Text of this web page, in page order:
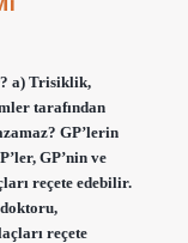
a) Trisiklik,
tarafından
GP’lerin
GP’nin ve
reçete edebilir.
reçete